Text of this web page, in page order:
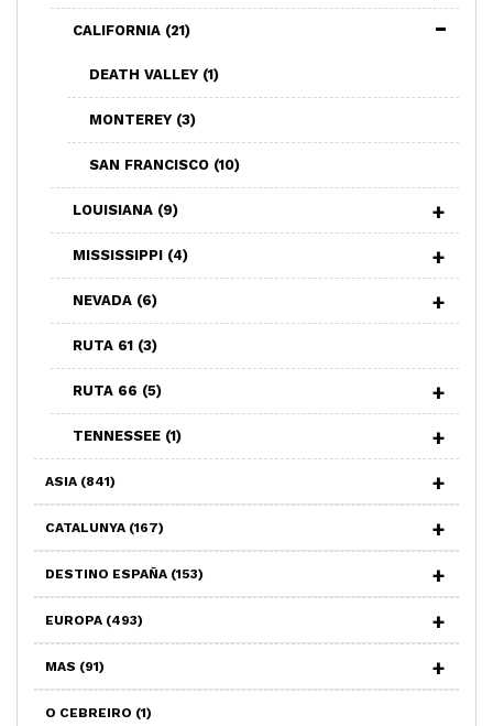
CALIFORNIA (21)
DEATH VALLEY (1)
MONTEREY (3)
SAN FRANCISCO (10)
LOUISIANA (9)
MISSISSIPPI (4)
NEVADA (6)
RUTA 61 (3)
RUTA 66 (5)
TENNESSEE (1)
ASIA (841)
CATALUNYA (167)
DESTINO ESPAÑA (153)
EUROPA (493)
MAS (91)
O CEBREIRO (1)